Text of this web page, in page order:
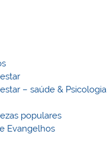
– saúde & Psicologia
populares
Evangelhos